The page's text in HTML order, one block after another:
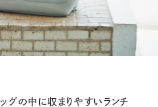
グの中に収まりやすいランチ